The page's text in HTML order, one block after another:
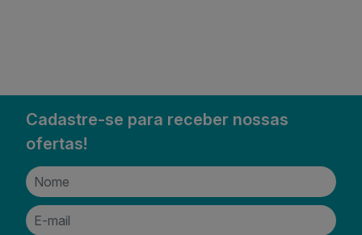
Cadastre-se para receber nossas
ofertas!